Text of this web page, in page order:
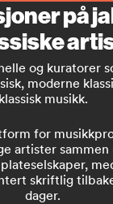
på
og kuratorer
moderne
klassisk musikk.
for
artister sammen
skriftlig
dager.